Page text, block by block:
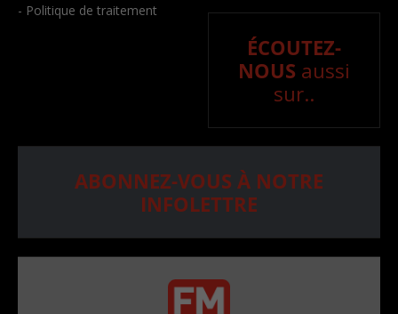
- Politique de traitement
ÉCOUTEZ-
NOUS aussi
sur..
ABONNEZ-VOUS À NOTRE
INFOLETTRE